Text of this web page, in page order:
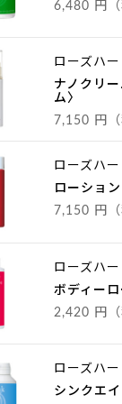
6,480 円（
ローズハー
ナノクリ
ム〉
7,150 円（
ローズハー
ローショ
7,150 円（
ローズハー
ボディー
2,420 円（
ローズハー
シンクエイ